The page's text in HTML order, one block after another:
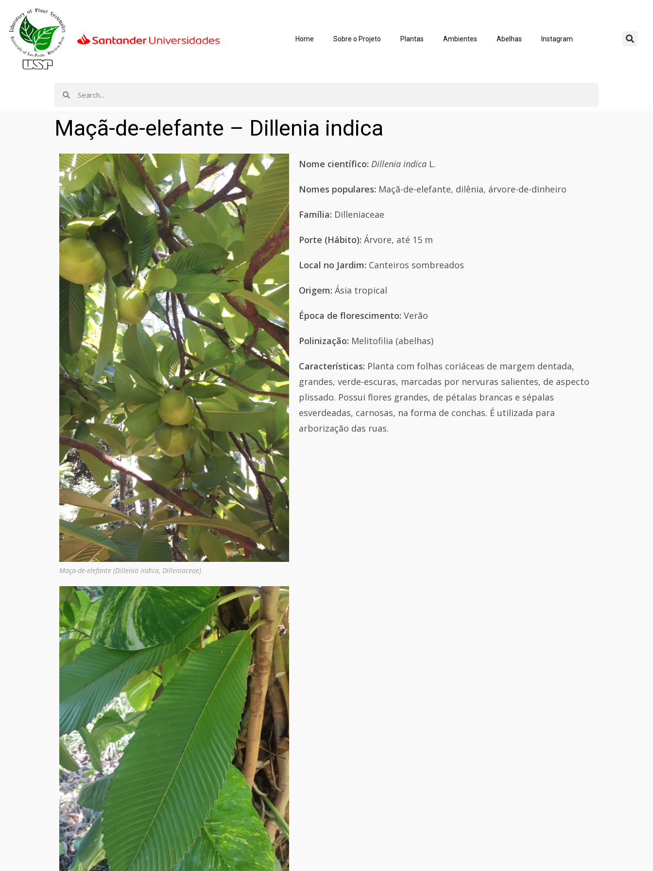
Home Sobre o Projeto Plantas Ambientes Abelhas Instagram
Maçã-de-elefante – Dillenia indica
Maça-de-elefante (Dillenia indica, Dilleniaceae)
Nome científico: Dillenia indica L.
Nomes populares: Maçã-de-elefante, dilênia, árvore-de-dinheiro
Família: Dilleniaceae
Porte (Hábito): Árvore, até 15 m
Local no Jardim: Canteiros sombreados
Origem: Ásia tropical
Época de florescimento: Verão
Polinização: Melitofilia (abelhas)
Características: Planta com folhas coriáceas de margem dentada,
grandes, verde-escuras, marcadas por nervuras salientes, de aspecto
plissado. Possui flores grandes, de pétalas brancas e sépalas
esverdeadas, carnosas, na forma de conchas. É utilizada para
arborização das ruas.